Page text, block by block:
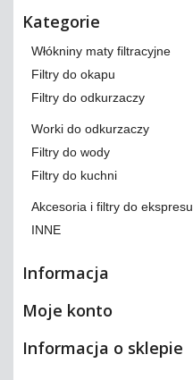
Kategorie
Włókniny maty filtracyjne
Filtry do okapu
Filtry do odkurzaczy
Worki do odkurzaczy
Filtry do wody
Filtry do kuchni
Akcesoria i filtry do ekspresu
INNE
Informacja
Moje konto
Informacja o sklepie